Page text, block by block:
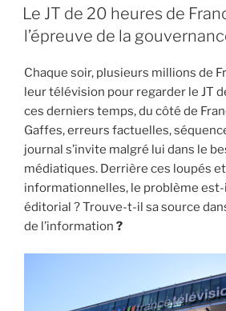
U
B
L
L
E
Le JT de 20 heures de
l’épreuve de la
Chaque soir, plusieurs millions de
leur télévision pour regarder le JT
ces derniers temps, du côté de
Gaffes, erreurs factuelles,
journal s’invite malgré lui dans le
médiatiques. Derrière ces loupés
informationnelles, le problème
éditorial ? Trouve-t-il sa source
de l’information ?